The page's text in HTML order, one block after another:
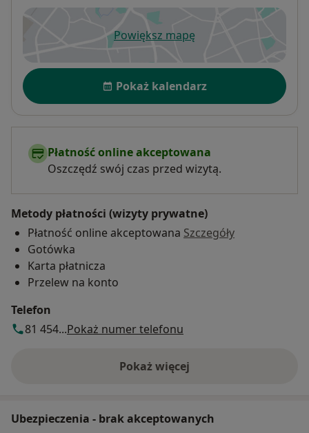
Powiększ mapęotwiera się w nowej karcie
Dostępność
Pokaż kalendarz
Płatność online akceptowana
Oszczędź swój czas przed wizytą.
Metody płatności (wizyty prywatne)
Płatność online akceptowana Szczegóły
Gotówka
Karta płatnicza
Przelew na konto
Telefon
81 454...Pokaż numer telefonu
Pokaż więcej
o adresie
Ubezpieczenia - brak akceptowanych